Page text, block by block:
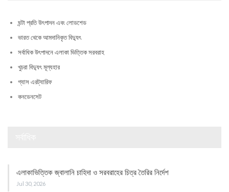
ঘন্টা প্রতি উৎপাদন এবং লোডশেড
ভারত থেকে আমদানিকৃত বিদ্যুৎ
সর্বাধিক উৎপাদনে এলাকা ভিত্তিক সরবরাহ
খুচরা বিদ্যুৎ মূল্যহার
গ্যাস এরট্যারিফ
কনডেনসেট
এলাকাভিত্তিক জ্বালানি চাহিদা ও সরবরাহের চিত্র তৈরির নির্দেশ
Jul 30, 2026